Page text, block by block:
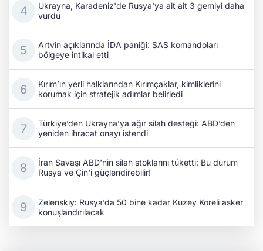
Ukrayna, Karadeniz'de Rusya'ya ait ait 3 gemiyi daha
vurdu
Artvin açıklarında İDA paniği: SAS komandoları
bölgeye intikal etti
Kırım’ın yerli halklarından Kırımçaklar, kimliklerini
korumak için stratejik adımlar belirledi
Türkiye’den Ukrayna’ya ağır silah desteği: ABD’den
yeniden ihracat onayı istendi
İran Savaşı ABD'nin silah stoklarını tüketti: Bu durum
Rusya ve Çin'i güçlendirebilir!
Zelenskıy: Rusya’da 50 bine kadar Kuzey Koreli asker
konuşlandırılacak